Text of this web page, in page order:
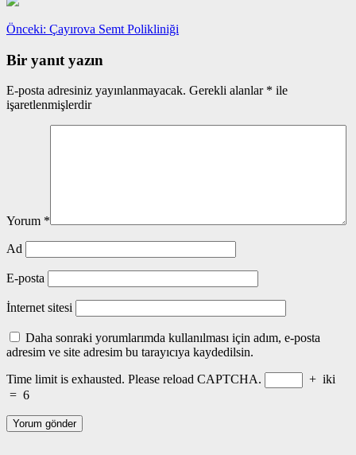
Yazı
gezinmesi
Önceki: Önceki
Çayırova Semt Polikliniği
Bir yanıt yazın
E-posta adresiniz yayınlanmayacak. Gerekli alanlar * ile
işaretlenmişlerdir
Yorum *
Ad
E-posta
İnternet sitesi
Daha sonraki yorumlarımda kullanılması için adım, e-posta
adresim ve site adresim bu tarayıcıya kaydedilsin.
Time limit is exhausted. Please reload CAPTCHA.
+ iki
= 6